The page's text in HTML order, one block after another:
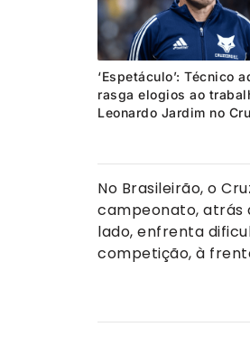
‘Espetáculo’: Técnico
rasga elogios ao
Leonardo Jardim no
No Brasileirão, o
campeonato, atrás
lado, enfrenta
competição, à